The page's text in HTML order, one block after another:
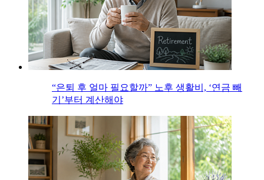
“은퇴 후 얼마 필요할까” 노후 생활비, ‘연금 빼
기’부터 계산해야